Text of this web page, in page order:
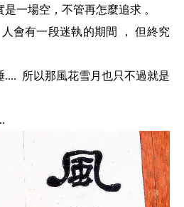
一場空，不管再怎麼追求 。
會有一段迷執的期間 ， 但終究
.... 所以那風花雪月也只不過就是